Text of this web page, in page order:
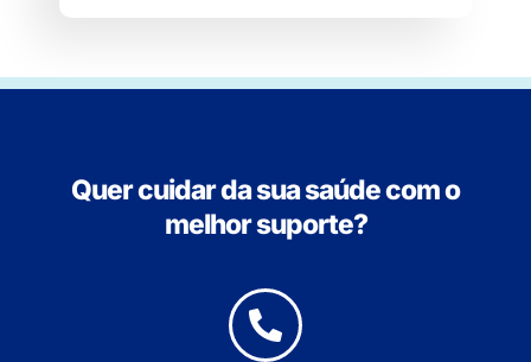
Quer cuidar da sua saúde com o
melhor suporte?